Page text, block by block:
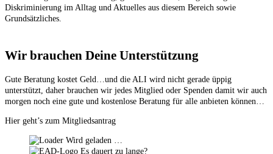
Diskriminierung im Alltag und Aktuelles aus diesem Bereich sowie
Grundsätzliches.
Wir brauchen Deine Unterstützung
Gute Beratung kostet Geld…und die ALI wird nicht gerade üppig
unterstützt, daher brauchen wir jedes Mitglied oder Spenden damit wir auch
morgen noch eine gute und kostenlose Beratung für alle anbieten können…
Hier geht’s zum Mitgliedsantrag
Wird geladen …
Es dauert zu lange?